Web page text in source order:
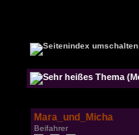
Mara_und_Micha
Beifahrer